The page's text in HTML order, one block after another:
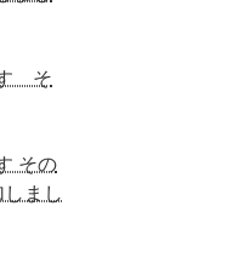
そ
その
まし